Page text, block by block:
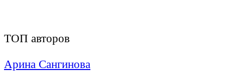
ТОП авторов
Арина Сангинова